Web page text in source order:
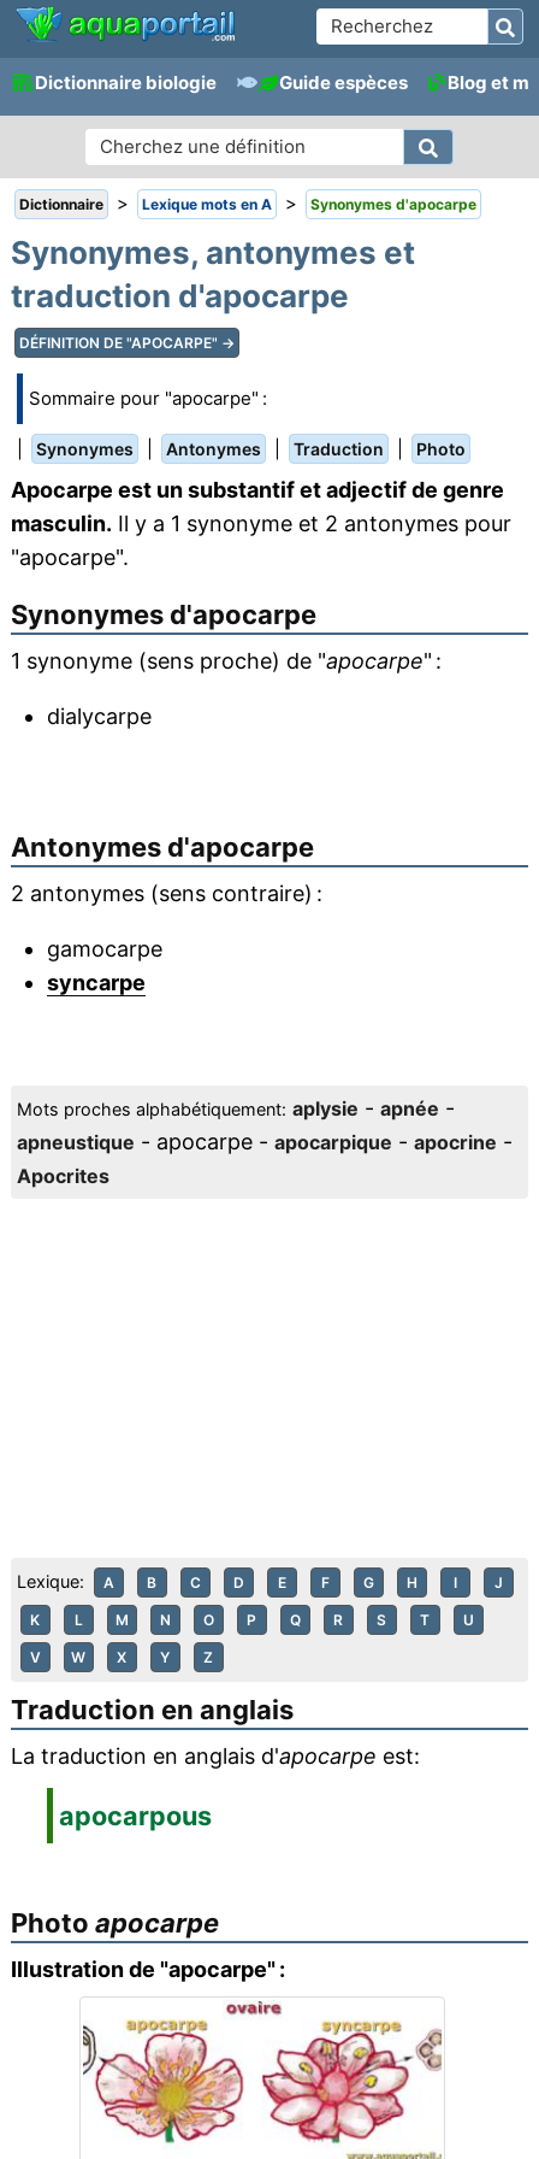
Dictionnaire biologie Guide espèces Blog et
Dictionnaire > Lexique mots en A > Synonymes d'apocarpe
Synonymes, antonymes et
traduction d'apocarpe
DÉFINITION DE "APOCARPE" →
Sommaire pour "apocarpe" :
Synonymes Antonymes Traduction Photo
Apocarpe est un substantif et adjectif de genre
masculin. Il y a 1 synonyme et 2 antonymes pour
"apocarpe".
Synonymes d'apocarpe
1 synonyme (sens proche) de "apocarpe" :
dialycarpe
Antonymes d'apocarpe
2 antonymes (sens contraire) :
gamocarpe
syncarpe
Mots proches alphabétiquement: aplysie - apnée -
apneustique - apocarpe - apocarpique - apocrine -
Apocrites
Lexique: A B C D E F G H I J
K L M N O P Q R S T U
V W X Y Z
Traduction en anglais
La traduction en anglais d'apocarpe est:
apocarpous
Photo apocarpe
Illustration de "apocarpe" :